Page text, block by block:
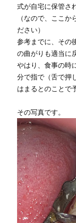
式が自宅に保管さ
（なので、ここ
ださい）
参考までに、その
の曲がりも適当に
やはり、食事の時
分で指で（舌で押
はまるとのことで
その写真です。